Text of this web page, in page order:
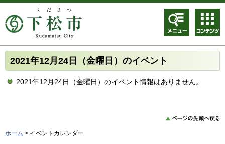
メニュ
ー
コンテ
ンツメ
ニュー
2021年12月24日（金曜日）のイベント
2021年12月24日（金曜日）のイベント情報はありません。
ホーム > イベントカレンダー